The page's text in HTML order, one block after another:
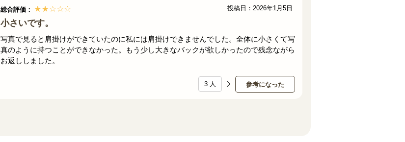
総合評価：
小さいです。
写真で見ると肩掛けができていたのに私には肩掛けできませんでした。全体に小さくて写
真のように持つことができなかった。もう少し大きなバックが欲しかったので残念ながら
お返ししました。
参考になった
3 人
投稿日：2026年1月5日